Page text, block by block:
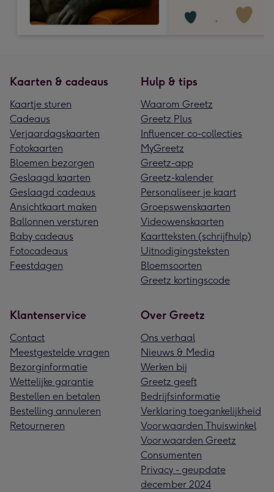
Kaarten & cadeaus
Kaartje sturen
Cadeaus
Verjaardagskaarten
Fotokaarten
Bloemen bezorgen
Geslaagd kaarten
Geslaagd cadeaus
Ansichtkaart maken
Ballonnen versturen
Baby cadeaus
Fotocadeaus
Feestdagen
Hulp & tips
Waarom Greetz
Greetz Plus
Influencer co-collecties
MyGreetz
Greetz-app
Greetz-kalender
Personaliseer je kaart
Groepswenskaarten
Videowenskaarten
Kaartteksten (schrijfhulp)
Uitnodigingsteksten
Bloemsoorten
Greetz kortingscode
Klantenservice
Contact
Meestgestelde vragen
Bezorginformatie
Wettelijke garantie
Bestellen en betalen
Bestelling annuleren
Retourneren
Over Greetz
Ons verhaal
Nieuws & Media
Werken bij
Greetz geeft
Bedrijfsinformatie
Verklaring toegankelijkheid
Voorwaarden Thuiswinkel
Voorwaarden Greetz
Consumenten
Privacy - geupdate
december 2024